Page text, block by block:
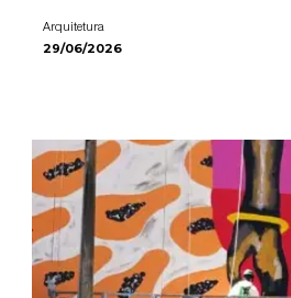
Arquitetura
29/06/2026